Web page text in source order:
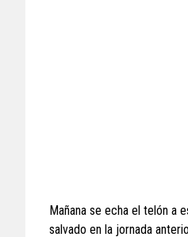
Mañana se echa el telón a
salvado en la jornada